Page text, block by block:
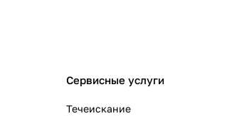
Сервисные услуги
Течеискание